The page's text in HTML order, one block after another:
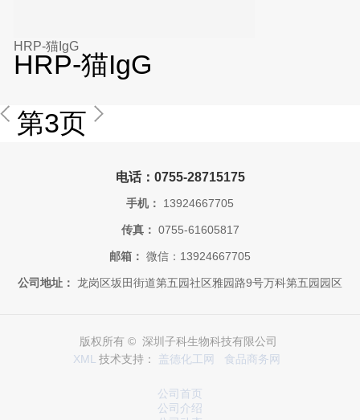
HRP-猫IgG
HRP-猫IgG
第3页
电话：0755-28715175
手机： 13924667705
传真： 0755-61605817
邮箱： 微信：13924667705
公司地址： 龙岗区坂田街道第五园社区雅园路9号万科第五园园区
版权所有 © 深圳子科生物科技有限公司
XML 技术支持： 盖德化工网 食品商务网
公司首页
公司介绍